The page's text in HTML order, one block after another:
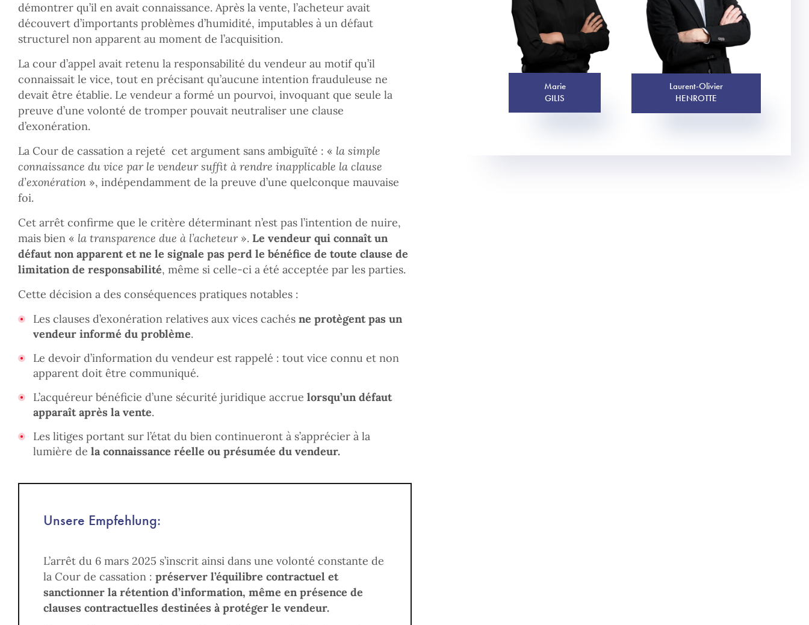
démontrer qu’il en avait connaissance. Après la vente, l’acheteur avait
découvert d’importants problèmes d’humidité, imputables à un défaut
structurel non apparent au moment de l’acquisition.
La cour d’appel avait retenu la responsabilité du vendeur au motif qu’il
connaissait le vice, tout en précisant qu’aucune intention frauduleuse ne
devait être établie. Le vendeur a formé un pourvoi, invoquant que seule la
preuve d’une volonté de tromper pouvait neutraliser une clause
d’exonération.
La Cour de cassation a rejeté cet argument sans ambiguïté : « la simple
connaissance du vice par le vendeur suffit à rendre inapplicable la clause
d’exonération », indépendamment de la preuve d’une quelconque mauvaise
foi.
Cet arrêt confirme que le critère déterminant n’est pas l’intention de nuire,
mais bien « la transparence due à l’acheteur ». Le vendeur qui connaît un
défaut non apparent et ne le signale pas perd le bénéfice de toute clause de
limitation de responsabilité, même si celle-ci a été acceptée par les parties.
Cette décision a des conséquences pratiques notables :
Les clauses d’exonération relatives aux vices cachés ne protègent pas un
vendeur informé du problème.
Le devoir d’information du vendeur est rappelé : tout vice connu et non
apparent doit être communiqué.
L’acquéreur bénéficie d’une sécurité juridique accrue lorsqu’un défaut
apparaît après la vente.
Les litiges portant sur l’état du bien continueront à s’apprécier à la
lumière de la connaissance réelle ou présumée du vendeur.
Unsere Empfehlung:
L’arrêt du 6 mars 2025 s’inscrit ainsi dans une volonté constante de
la Cour de cassation : préserver l’équilibre contractuel et
sanctionner la rétention d’information, même en présence de
clauses contractuelles destinées à protéger le vendeur.
Marie
GILIS
Laurent-Olivier
HENROTTE